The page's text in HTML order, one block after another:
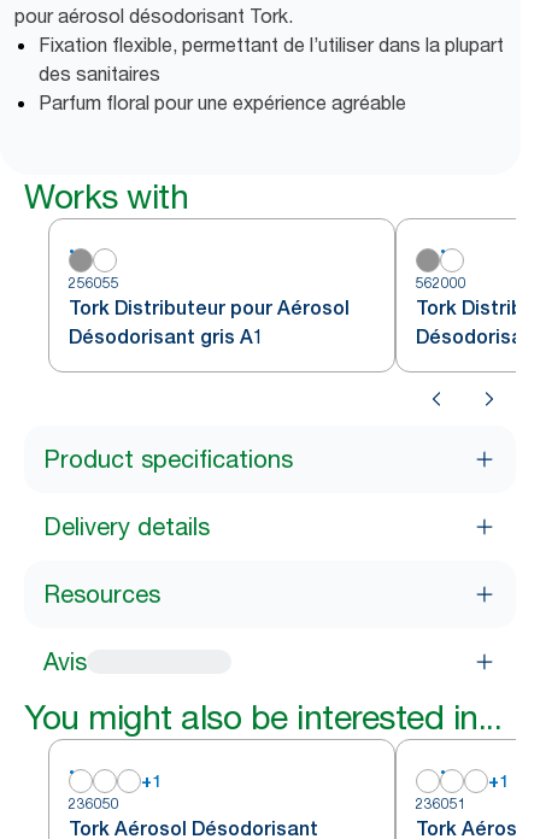
pour aérosol désodorisant Tork.
Fixation flexible, permettant de l’utiliser dans la plupart
des sanitaires
Parfum floral pour une expérience agréable
Works with
256055
Tork Distributeur pour Aérosol
Désodorisant gris A1
562000
Tork
Product specifications
Delivery details
Resources
Avis
You might also be interested in...
+1
236050
Tork Aérosol Désodorisant
+1
236051
Tork